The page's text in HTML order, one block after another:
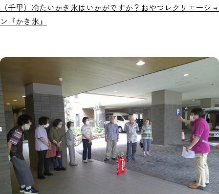
（千里）冷たいかき氷はいかがですか？おやつレクリエーショ
ン『かき氷』